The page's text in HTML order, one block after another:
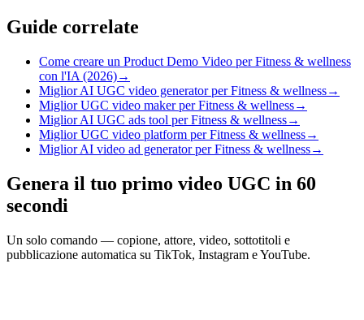
Guide correlate
Come creare un Product Demo Video per Fitness & wellness
con l'IA (2026)→
Miglior AI UGC video generator per Fitness & wellness→
Miglior UGC video maker per Fitness & wellness→
Miglior AI UGC ads tool per Fitness & wellness→
Miglior UGC video platform per Fitness & wellness→
Miglior AI video ad generator per Fitness & wellness→
Genera il tuo primo video UGC in 60
secondi
Un solo comando — copione, attore, video, sottotitoli e
pubblicazione automatica su TikTok, Instagram e YouTube.